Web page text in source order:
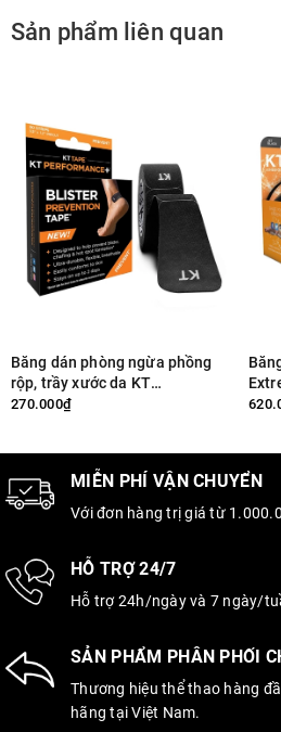
Sản phẩm liên quan
Băng dán phòng ngừa phồng
rộp, trầy xước da KT
Performance+® ( cuộn 30
270.000₫
MIỄN PHÍ VẬN CHUYỂN
Với đơn hàng trị giá từ
HỖ TRỢ 24/7
Hỗ trợ 24h/ngày và 7 ngày/
SẢN PHẨM PHÂN PHỐI
Thương hiệu thể thao hàng
hãng tại Việt Nam.